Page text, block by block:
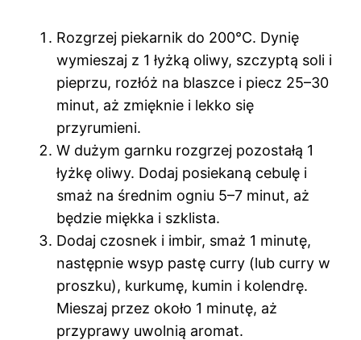
Rozgrzej piekarnik do 200°C. Dynię
wymieszaj z 1 łyżką oliwy, szczyptą soli i
pieprzu, rozłóż na blaszce i piecz 25–30
minut, aż zmięknie i lekko się
przyrumieni.
W dużym garnku rozgrzej pozostałą 1
łyżkę oliwy. Dodaj posiekaną cebulę i
smaż na średnim ogniu 5–7 minut, aż
będzie miękka i szklista.
Dodaj czosnek i imbir, smaż 1 minutę,
następnie wsyp pastę curry (lub curry w
proszku), kurkumę, kumin i kolendrę.
Mieszaj przez około 1 minutę, aż
przyprawy uwolnią aromat.